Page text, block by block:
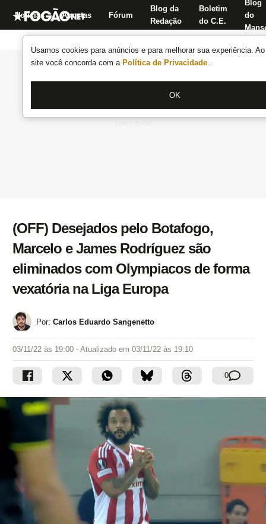
Usamos cookies para anúncios e para melhorar sua experiência.
site você concorda com a Política de Privacidade .
OK
Notícias Apostas Fórum
Blog da
Redação
Boletim
do C.E.
Blog
do
(OFF) Desejados pelo Botafogo,
Marcelo e James Rodríguez são
eliminados com Olympiacos de forma
vexatória na Liga Europa
Por: Carlos Eduardo Sangenetto
03/11/22 às 19:00 - Atualizado em 03/11/22 às 19:10
0